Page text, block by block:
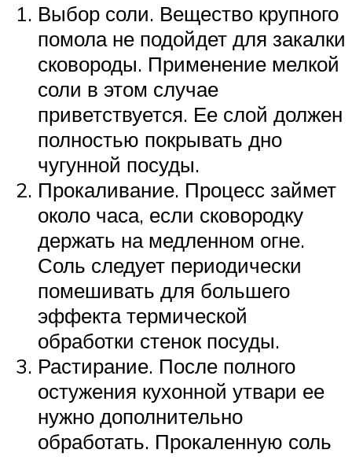
Выбор соли. Вещество крупного
помола не подойдет для закалки
сковороды. Применение мелкой
соли в этом случае
приветствуется. Ее слой должен
полностью покрывать дно
чугунной посуды.
Прокаливание. Процесс займет
около часа, если сковородку
держать на медленном огне.
Соль следует периодически
помешивать для большего
эффекта термической
обработки стенок посуды.
Растирание. После полного
остужения кухонной утвари ее
нужно дополнительно
обработать. Прокаленную соль